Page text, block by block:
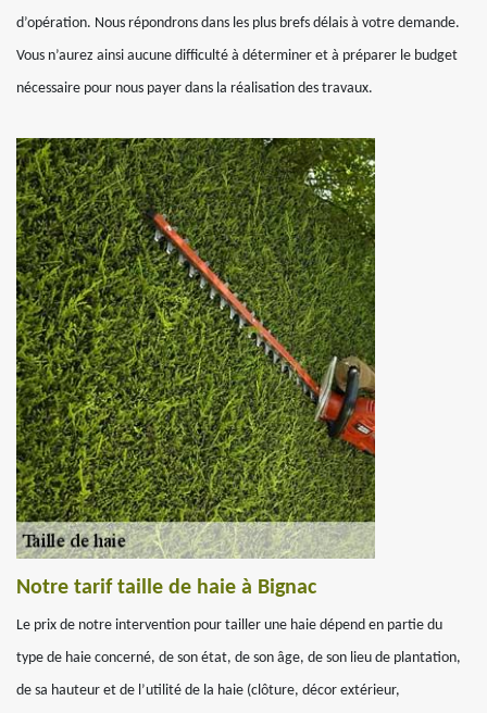
d’opération. Nous répondrons dans les plus brefs délais à votre demande.
Vous n’aurez ainsi aucune difficulté à déterminer et à préparer le budget
nécessaire pour nous payer dans la réalisation des travaux.
Notre tarif taille de haie à Bignac
Le prix de notre intervention pour tailler une haie dépend en partie du
type de haie concerné, de son état, de son âge, de son lieu de plantation,
de sa hauteur et de l’utilité de la haie (clôture, décor extérieur,